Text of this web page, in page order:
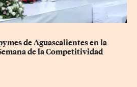
de Aguascalientes en la
de la Competitividad